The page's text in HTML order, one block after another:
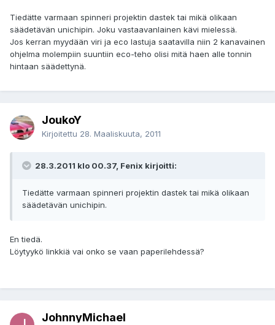
Tiedätte varmaan spinneri projektin dastek tai mikä olikaan
säädetävän unichipin. Joku vastaavanlainen kävi mielessä.
Jos kerran myydään viri ja eco lastuja saatavilla niin 2 kanavainen
ohjelma molempiin suuntiin eco-teho olisi mitä haen alle tonnin
hintaan säädettynä.
JoukoY
Kirjoitettu 28. Maaliskuuta, 2011
28.3.2011 klo 00.37, Fenix kirjoitti:
Tiedätte varmaan spinneri projektin dastek tai mikä olikaan
säädetävän unichipin.
En tiedä.
Löytyykö linkkiä vai onko se vaan paperilehdessä?
JohnnyMichael